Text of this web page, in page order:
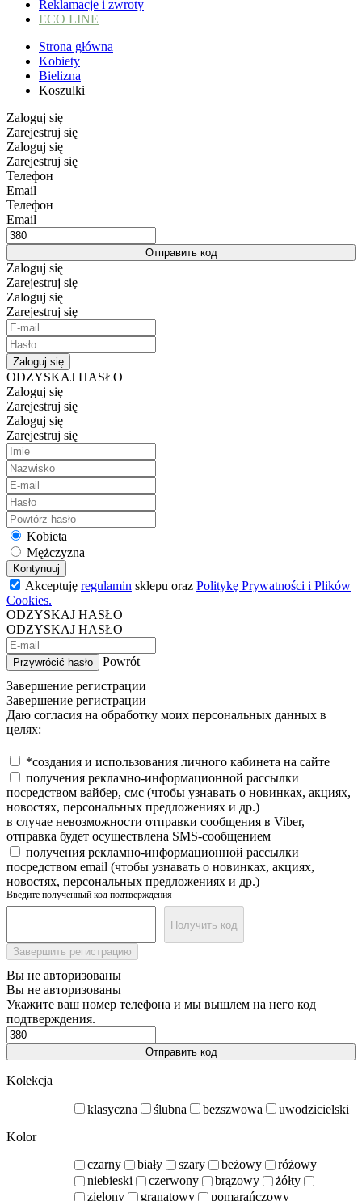
Reklamacje i zwroty
ECO LINE
Strona główna
Kobiety
Bielizna
Koszulki
Zaloguj się
Zarejestruj się
Zaloguj się
Zarejestruj się
Телефон
Email
Телефон
Email
Отправить код
Zaloguj się
Zarejestruj się
Zaloguj się
Zarejestruj się
Zaloguj się
ODZYSKAJ HASŁO
Zaloguj się
Zarejestruj się
Zaloguj się
Zarejestruj się
Kobieta
Mężczyzna
Kontynuuj
Akceptuję regulamin sklepu oraz Politykę Prywatności i Plików
Cookies.
ODZYSKAJ HASŁO
ODZYSKAJ HASŁO
Przywrócić hasło
Powrót
Завершение регистрации
Завершение регистрации
Даю согласия на обработку моих персональных данных в
целях:
*создания и использования личного кабинета на сайте
получения рекламно-информационной рассылки
посредством вайбер, смс (чтобы узнавать о новинках, акциях,
новостях, персональных предложениях и др.)
в случае невозможности отправки сообщения в Viber,
отправка будет осуществлена SMS-сообщением
получения рекламно-информационной рассылки
посредством email (чтобы узнавать о новинках, акциях,
новостях, персональных предложениях и др.)
Введите полученный код подтверждения
Получить код
Завершить регистрацию
Вы не авторизованы
Вы не авторизованы
Укажите ваш номер телефона и мы вышлем на него код
подтверждения.
Отправить код
Kolekcja
klasyczna ślubna bezszwowa
uwodzicielski
Kolor
czarny
biały szary beżowy
różowy
niebieski
czerwony brązowy
żółty
zielony
granatowy pomarańczowy